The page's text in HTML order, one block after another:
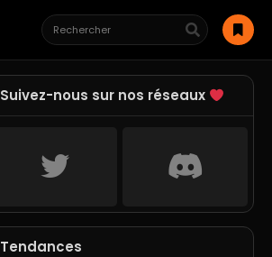
Suivez-nous sur nos réseaux
Tendances